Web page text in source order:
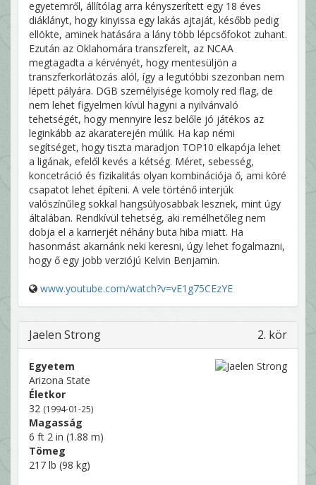
egyetemről, állítólag arra kényszerített egy 18 éves
diáklányt, hogy kinyissa egy lakás ajtaját, később pedig
ellökte, aminek hatására a lány több lépcsőfokot zuhant.
Ezután az Oklahomára transzferelt, az NCAA
megtagadta a kérvényét, hogy mentesüljön a
transzferkorlátozás alól, így a legutóbbi szezonban nem
lépett pályára. DGB személyisége komoly red flag, de
nem lehet figyelmen kívül hagyni a nyilvánvaló
tehetségét, hogy mennyire lesz belőle jó játékos az
leginkább az akaraterején múlik. Ha kap némi
segítséget, hogy tiszta maradjon TOP10 elkapója lehet
a ligának, efelől kevés a kétség. Méret, sebesség,
koncetráció és fizikalitás olyan kombinációja ő, ami köré
csapatot lehet építeni. A vele történő interjúk
valószínűleg sokkal hangsúlyosabbak lesznek, mint úgy
általában. Rendkívül tehetség, aki remélhetőleg nem
dobja el a karrierjét néhány buta hiba miatt. Ha
hasonmást akarnánk neki keresni, úgy lehet fogalmazni,
hogy ő egy jobb verziójú Kelvin Benjamin.
www.youtube.com/watch?v=vE1g75CEzYE
Jaelen Strong 2. kör
Egyetem
Arizona State
Életkor
32 (1994-01-25)
Magasság
6 ft 2 in (1.88 m)
Tömeg
217 lb (98 kg)